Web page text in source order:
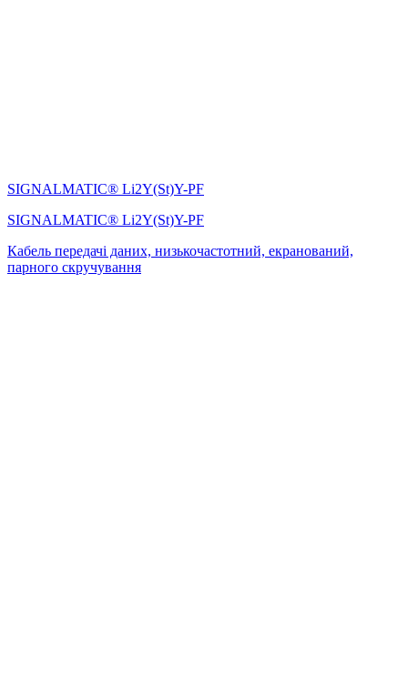
SIGNALMATIC® Li2Y(St)Y-PF
SIGNALMATIC® Li2Y(St)Y-PF
Кабель передачі даних, низькочастотний, екранований,
парного скручування